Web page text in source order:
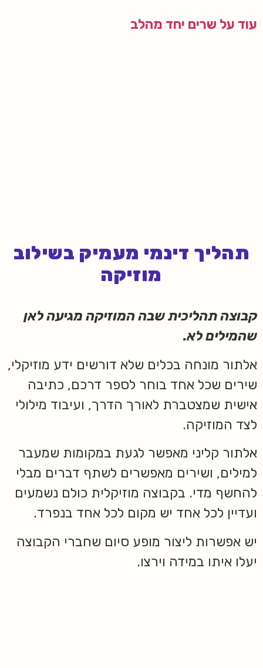
עוד על שרים יחד מהלב
תהליך דינמי מעמיק בשילוב
מוזיקה
קבוצה תהליכית שבה המוזיקה מגיעה לאן
שהמילים לא.
אלתור מונחה בכלים שלא דורשים ידע מוזיקלי,
שירים שכל אחד בוחר לספר דרכם, כתיבה
אישית שמצטברת לאורך הדרך, ועיבוד מילולי
לצד המוזיקה.
אלתור קליני מאפשר לגעת במקומות שמעבר
למילים, ושירים מאפשרים לשתף דברים מבלי
להחשף מדי. בקבוצה מוזיקלית כולם נשמעים
ועדיין לכל אחד יש מקום לכל אחד בנפרד.
יש אפשרות ליצור מופע סיום שחברי הקבוצה
יעלו איתו במידה וירצו.